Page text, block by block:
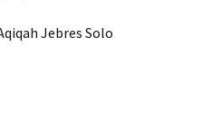
Jebres Solo